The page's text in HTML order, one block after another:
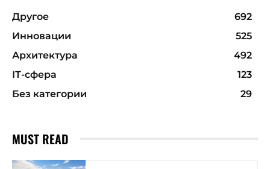
Другое
692
Инновации
525
Архитектура
492
ІТ-сфера
123
Без категории
29
MUST READ